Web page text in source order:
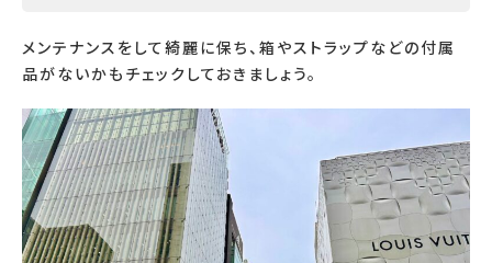
メンテナンスをして綺麗に保ち、箱やストラップなどの付属
品がないかもチェックしておきましょう。